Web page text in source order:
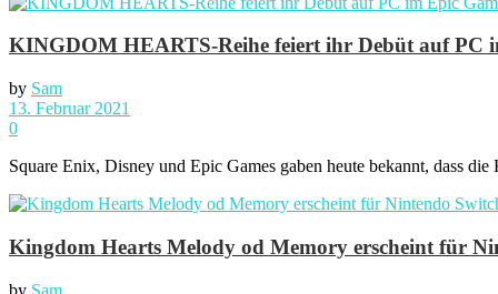
KINGDOM HEARTS-Reihe feiert ihr Debüt auf PC
by Sam
13. Februar 2021
0
Square Enix, Disney und Epic Games gaben heute bekannt, dass
Kingdom Hearts Melody od Memory erscheint für
by Sam